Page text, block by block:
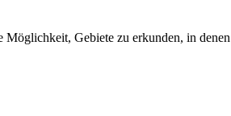
Gebiete zu erkunden, in